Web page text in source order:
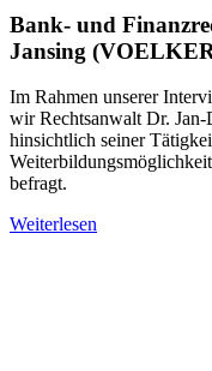
Bank- und
Jansing
Im Rahmen unserer
wir Rechtsanwalt Dr.
hinsichtlich seiner
befragt.
Weiterlesen